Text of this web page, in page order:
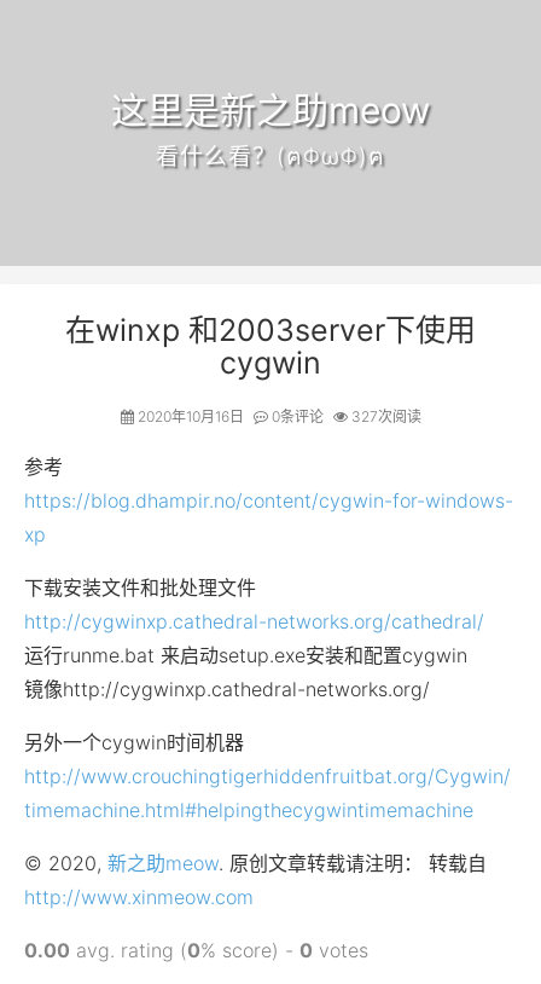
这里是新之助meow
看什么看？(ฅΦωΦ)ฅ
在winxp 和2003server下使用
cygwin
2020年10月16日 0条评论 327次阅读
参考
https://blog.dhampir.no/content/cygwin-for-windows-
xp
下载安装文件和批处理文件
http://cygwinxp.cathedral-networks.org/cathedral/
运行runme.bat 来启动setup.exe安装和配置cygwin
镜像http://cygwinxp.cathedral-networks.org/
另外一个cygwin时间机器
http://www.crouchingtigerhiddenfruitbat.org/Cygwin/
timemachine.html#helpingthecygwintimemachine
© 2020, 新之助meow. 原创文章转载请注明： 转载自
http://www.xinmeow.com
0.00 avg. rating (0% score) - 0 votes